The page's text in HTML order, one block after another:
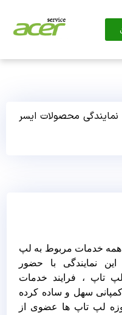
نمایندگی محصولات ایسر
همه خدمات مربوط به لپ
نمایندگی با حضور
تاپ ، فرایند خدمات
سهل و ساده کرده
لپ تاپ ها عضوی از